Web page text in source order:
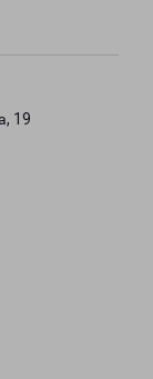
19